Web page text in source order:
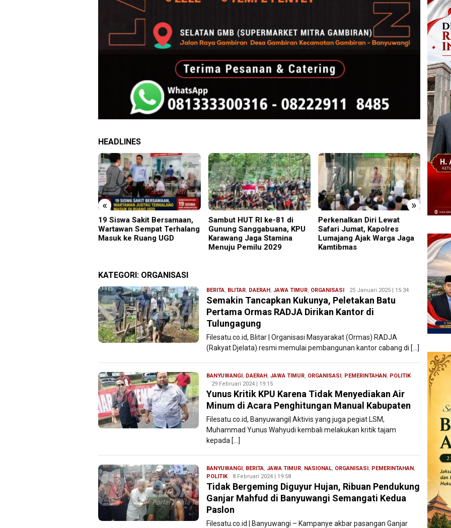
HEADLINES
« »
19 Siswa Sakit Bersamaan,
Wartawan Sempat Terhalang
Masuk ke Ruang UGD
Sambut HUT RI ke-81 di
Gunung Sanggabuana, KPU
Karawang Jaga Stamina
Menuju Pemilu 2029
Perkenalkan Diri Lewat
Safari Jumat, Kapolres
Lumajang Ajak Warga Jaga
Kamtibmas
Ajang
KATEGORI: ORGANISASI
BERITA, BLITAR, DAERAH, JAWA TIMUR, ORGANISASI Redaksi
Filesatu
25 Januari 2025 | 15:34
Semakin Tancapkan Kukunya, Peletakan Batu
Pertama Ormas RADJA Dirikan Kantor di
Tulungagung
Filesatu.co.id, Blitar | Organisasi Masyarakat (Ormas) RADJA
(Rakyat Djelata) resmi memulai pembangunan kantor cabang di […]
BANYUWANGI, DAERAH, JAWA TIMUR, ORGANISASI, PEMERINTAHAN, POLITIK
29 Februari 2024 | 19:15
Yunus Kritik KPU Karena Tidak Menyediakan Air
Minum di Acara Penghitungan Manual Kabupaten
Filesatu.co.id, Banyuwangi| Aktivis yang juga pegiat LSM,
Muhammad Yunus Wahyudi kembali melakukan kritik tajam
kepada […]
BANYUWANGI, BERITA, JAWA TIMUR, NASIONAL, ORGANISASI, PEMERINTAHAN,
POLITIK Wasis
Editor
8 Februari 2024 | 19:58
Tidak Bergeming Diguyur Hujan, Ribuan Pendukung
Ganjar Mahfud di Banyuwangi Semangati Kedua
Paslon
Filesatu.co.id | Banyuwangi – Kampanye akbar pasangan Ganjar